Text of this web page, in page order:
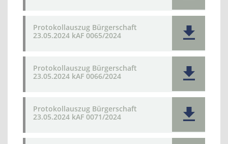
Protokollauszug Bürgerschaft
23.05.2024 kAF 0065/2024
Protokollauszug Bürgerschaft
23.05.2024 kAF 0066/2024
Protokollauszug Bürgerschaft
23.05.2024 kAF 0071/2024